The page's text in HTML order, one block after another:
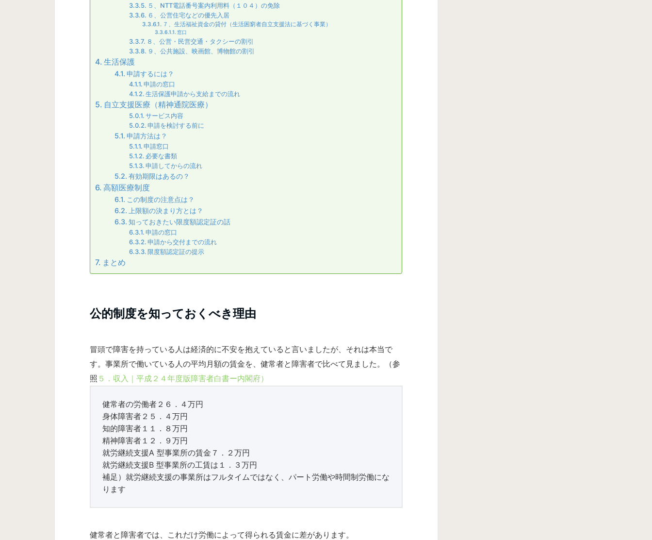
５、NTT電話番号案内利用料（１０４）の免除
６、公営住宅などの優先入居
７、生活福祉資金の貸付（生活困窮者自立支援法に基づく事業）
窓口
８、公営・民営交通・タクシーの割引
９、公共施設、映画館、博物館の割引
生活保護
申請するには？
申請の窓口
生活保護申請から支給までの流れ
自立支援医療（精神通院医療）
サービス内容
申請を検討する前に
申請方法は？
申請窓口
必要な書類
申請してからの流れ
有効期限はあるの？
高額医療制度
この制度の注意点は？
上限額の決まり方とは？
知っておきたい限度額認定証の話
申請の窓口
申請から交付までの流れ
限度額認定証の提示
まとめ
公的制度を知っておくべき理由
冒頭で障害を持っている人は経済的に不安を抱えていると言いましたが、それは本当で
す。事業所で働いている人の平均月額の賃金を、健常者と障害者で比べて見ました。（参
照 ５．収入｜平成２４年度版障害者白書ー内閣府）
健常者の労働者２６．４万円
身体障害者２５．４万円
知的障害者１１．８万円
精神障害者１２．９万円
就労継続支援A 型事業所の賃金７．２万円
就労継続支援B 型事業所の工賃は１．３万円
補足）就労継続支援の事業所はフルタイムではなく、パート労働や時間制労働にな
ります
健常者と障害者では、これだけ労働によって得られる賃金に差があります。